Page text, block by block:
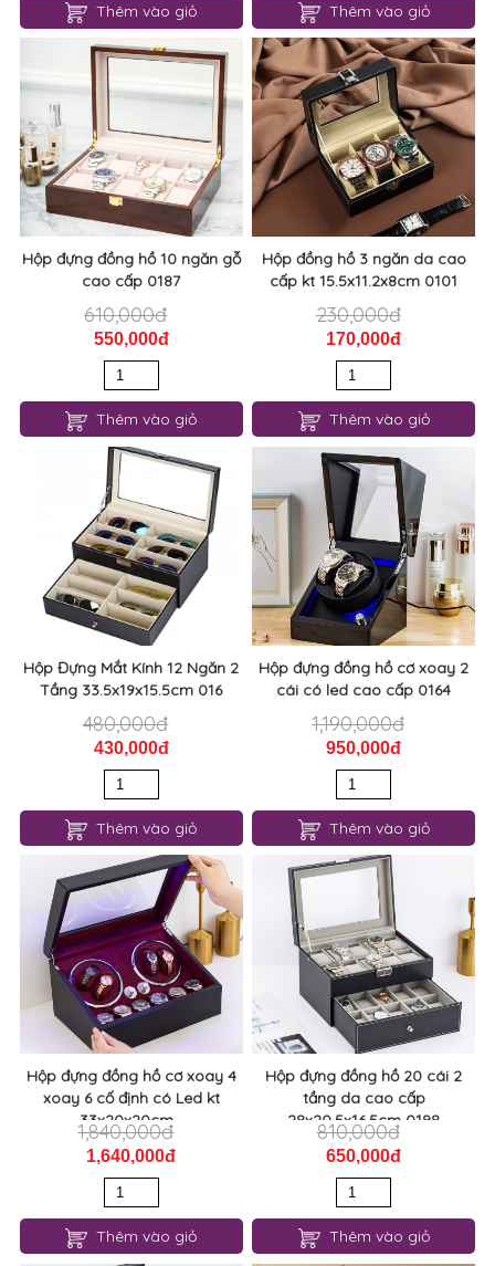
Thêm vào giỏ Thêm vào giỏ
Hộp đựng đồng hồ 10 ngăn gỗ
cao cấp 0187
610,000đ
550,000đ
Thêm vào giỏ
Hộp đồng hồ 3 ngăn da cao
cấp kt 15.5x11.2x8cm 0101
230,000đ
170,000đ
Thêm vào giỏ
Hộp Đựng Mắt Kính 12 Ngăn 2
Tầng 33.5x19x15.5cm 016
480,000đ
430,000đ
Thêm vào giỏ
Hộp đựng đồng hồ cơ xoay 2
cái có led cao cấp 0164
1,190,000đ
950,000đ
Thêm vào giỏ
Hộp đựng đồng hồ cơ xoay 4
xoay 6 cố định có Led kt
33x20x20cm...
1,840,000đ
1,640,000đ
Thêm vào giỏ
Hộp đựng đồng hồ 20 cái 2
tầng da cao cấp
28x20,5x16,5cm 0198
810,000đ
650,000đ
Thêm vào giỏ